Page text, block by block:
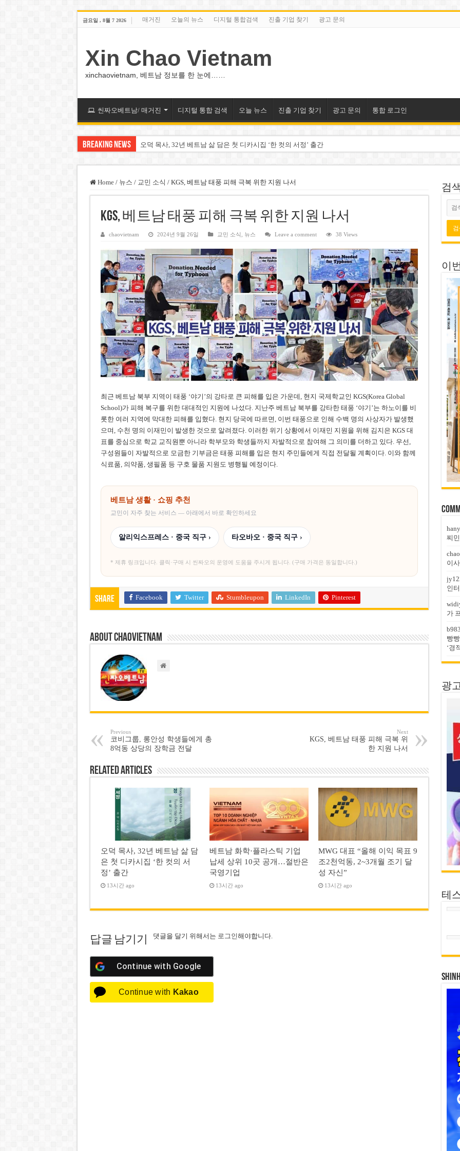
금요일 , 8월 7 2026 매거진 오늘의 뉴스 디지털 통합검색 진출 기업 찾기 광고 문의
Xin Chao Vietnam
xinchaovietnam, 베트남 정보를 한 눈에……
씬짜오베트남/ 매거진 디지털 통합 검색 오늘 뉴스 진출 기업 찾기 광고 문의 통합 로그인
Breaking News 오덕 목사, 32년 베트남 삶 담은 첫 디카시집 ‘한 컷의 서정’ 출간
MWG 대표 “올해 이익 목표 9조2천억동, 2~3개월 조기 달성 자신”
FIFA 인판티노 회장, 유럽 축구계·북미 정치권 불신임 압박 직면
미화원 쪽방 휴게실 논란…허리도 못 펴는 열악한 환경
호찌민시, 올해 국경절 연휴 5일 연속 휴무 확정… 8월 29일~9월 2일
우크라이나 전황 1,623일: 키이우, 탄도미사일 요격 실패…드론, 모스크바 집중 공격
호찌민 Đá Đỏ 수로 정비 사업, 2026년 말 완공 목표
미 국방부, 육군 참모총장 임명 난항
조세심판원, 배우 유연석 30억 세금 불복 청구 기각
Home / 뉴스 / 교민 소식 / KGS, 베트남 태풍 피해 극복 위한 지원 나서
KGS, 베트남 태풍 피해 극복 위한 지원 나서
chaovietnam 2024년 9월 26일 교민 소식 뉴스 Leave a comment 38 Views
최근 베트남 북부 지역이 태풍 ‘야기’의 강타로 큰 피해를 입은 가운데, 현지 국제학교인 KGS(Korea Global
School)가 피해 복구를 위한 대대적인 지원에 나섰다. 지난주 베트남 북부를 강타한 태풍 ‘야기’는 하노이를 비
롯한 여러 지역에 막대한 피해를 입혔다. 현지 당국에 따르면, 이번 태풍으로 인해 수백 명의 사상자가 발생했
으며, 수천 명의 이재민이 발생한 것으로 알려졌다. 이러한 위기 상황에서 이재민 지원을 위해 김지은 KGS 대
표를 중심으로 학교 교직원뿐 아니라 학부모와 학생들까지 자발적으로 참여해 그 의미를 더하고 있다. 우선,
구성원들이 자발적으로 모금한 기부금은 태풍 피해를 입은 현지 주민들에게 직접 전달될 계획이다. 이와 함께
식료품, 의약품, 생필품 등 구호 물품 지원도 병행될 예정이다.
베트남 생활 · 쇼핑 추천
교민이 자주 찾는 서비스 — 아래에서 바로 확인하세요
알리익스프레스 · 중국 직구 › 타오바오 · 중국 직구 ›
* 제휴 링크입니다. 클릭·구매 시 씬짜오의 운영에 도움을 주시게 됩니다. (구매 가격은 동일합니다.)
Share Facebook Twitter Stumbleupon LinkedIn Pinterest
About chaovietnam
Previous
코비그룹, 롱안성 학생들에게 총
8억동 상당의 장학금 전달
Next
KGS, 베트남 태풍 피해 극복 위
한 지원 나서
Related Articles
오덕 목사, 32년 베트남 삶 담
은 첫 디카시집 ‘한 컷의 서
정’ 출간
13시간 ago
베트남 화학·플라스틱 기업
납세 상위 10곳 공개…절반은
국영기업
13시간 ago
MWG 대표 “올해 이익 목표 9
조2천억동, 2~3개월 조기 달
성 자신”
13시간 ago
답글 남기기 댓글을 달기 위해서는 로그인해야합니다.
Continue with Google
Continue with Kakao
검
이
찌
이
인
가
빵
‘경
광
테